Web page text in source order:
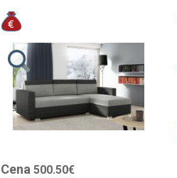
Cena 500.50€